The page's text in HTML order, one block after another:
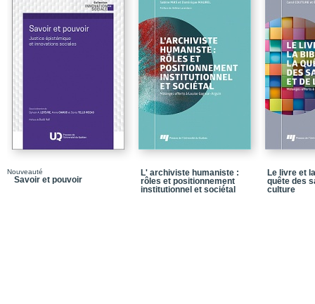
persuasifs d’une
Conclusion
Corpus à l’étude
Interroger les
Conclusion
métaphores
Les métaphores du big
Nouveauté
Savoir et pouvoir
L' archiviste humaniste :
rôles et positionnement
institutionnel et sociétal
Le livre et
quête des
culture